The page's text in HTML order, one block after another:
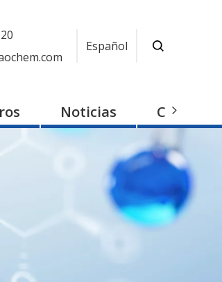
Español
Noticias Contacto